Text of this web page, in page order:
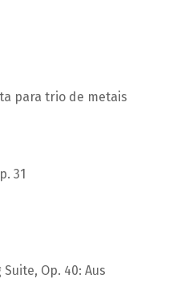
para trio de metais
31
Op. 40: Aus